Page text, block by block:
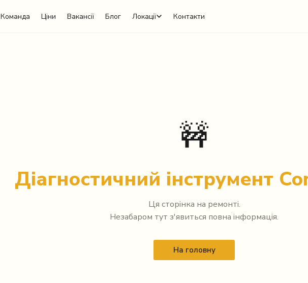
Команда Ціни Вакансії Блог Локації Контакти
🚧
Діагностичний інструмент
Ця сторінка на ремонті.
Незабаром тут з'явиться повна інформація.
На головну